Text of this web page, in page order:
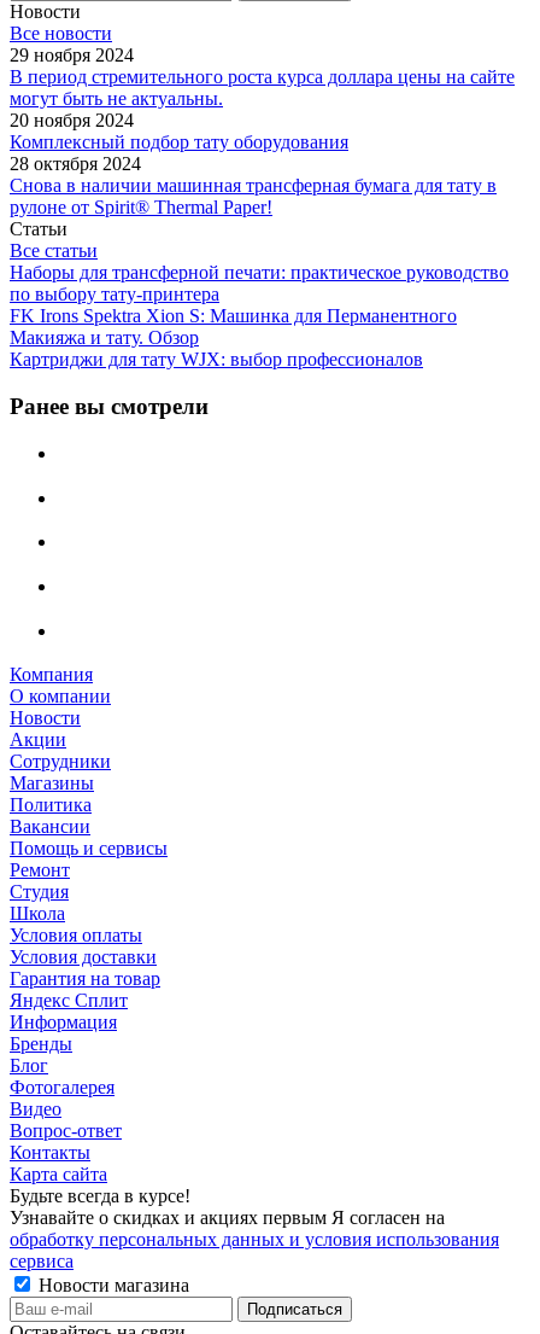
Новости
Все новости
29 ноября 2024
В период стремительного роста курса доллара цены на сайте
могут быть не актуальны.
20 ноября 2024
Комплексный подбор тату оборудования
28 октября 2024
Снова в наличии машинная трансферная бумага для тату в
рулоне от Spirit® Thermal Paper!
Статьи
Все статьи
Наборы для трансферной печати: практическое руководство
по выбору тату‑принтера
FK Irons Spektra Xion S: Машинка для Перманентного
Макияжа и тату. Обзор
Картриджи для тату WJX: выбор профессионалов
Ранее вы смотрели
Компания
О компании
Новости
Акции
Сотрудники
Магазины
Политика
Вакансии
Помощь и сервисы
Ремонт
Студия
Школа
Условия оплаты
Условия доставки
Гарантия на товар
Яндекс Сплит
Информация
Бренды
Блог
Фотогалерея
Видео
Вопрос-ответ
Контакты
Карта сайта
Будьте всегда в курсе!
Узнавайте о скидках и акциях первым Я согласен на
обработку персональных данных и условия использования
сервиса
Новости магазина